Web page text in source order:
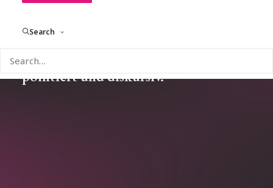
Search
rund um CONVOCO! – aktuell,
pointiert und diskursiv.